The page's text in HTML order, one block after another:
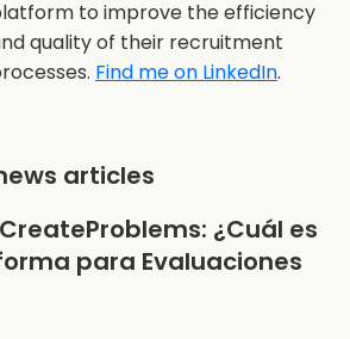
to improve the efficiency
quality of their recruitment
Find me on LinkedIn.
articles
¿Cuál es
para Evaluaciones